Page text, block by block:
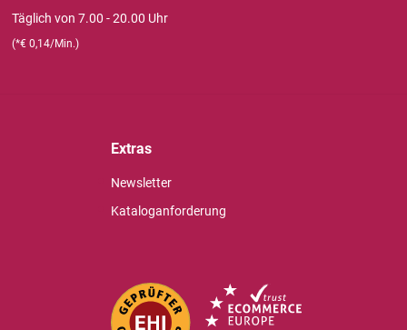
Täglich von 7.00 - 20.00 Uhr
(*€ 0,14/Min.)
Extras
Newsletter
Kataloganforderung